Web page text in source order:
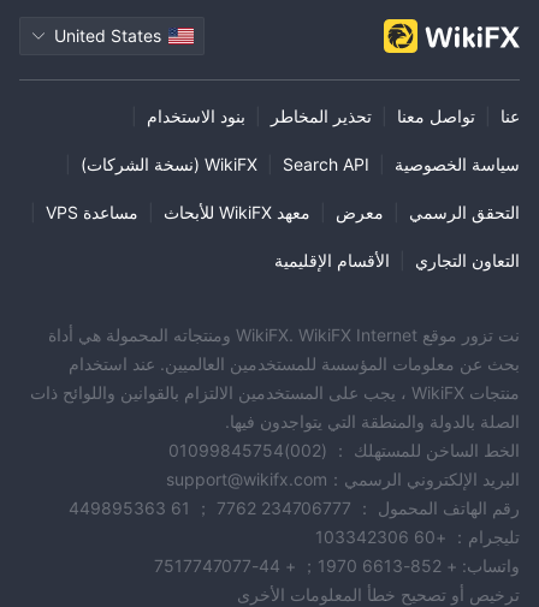
United States
عنا تواصل معنا تحذير المخاطر بنود الاستخدام
سياسة الخصوصية Search API WikiFX (نسخة الشركات)
التحقق الرسمي معرض معهد WikiFX للأبحاث مساعدة VPS
التعاون التجاري الأقسام الإقليمية
نت تزور موقع WikiFX. WikiFX Internet ومنتجاته المحمولة هي أداة
بحث عن معلومات المؤسسة للمستخدمين العالميين. عند استخدام
منتجات WikiFX ، يجب على المستخدمين الالتزام بالقوانين واللوائح ذات
الصلة بالدولة والمنطقة التي يتواجدون فيها.
الخط الساخن للمستهلك ： (002)01099845754
البريد الإلكتروني الرسمي：support@wikifx.com
رقم الهاتف المحمول ： 234706777 7762 ； 61 449895363
تليجرام： +60 103342306
واتساب: + 852-6613 1970； + 44-7517747077
ترخيص أو تصحيح خطأ المعلومات الأخرى